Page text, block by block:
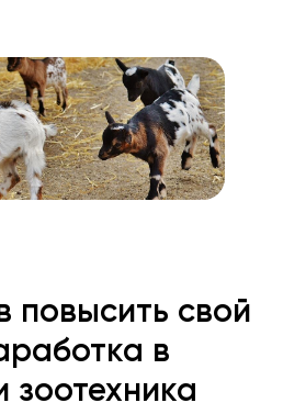
повысить свой
в
зоотехника